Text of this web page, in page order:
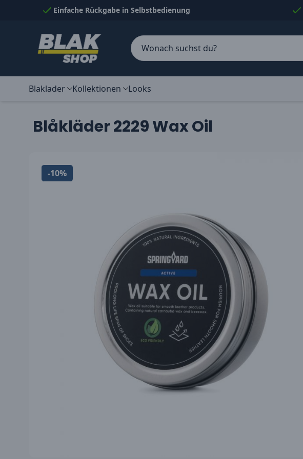
Skip to ContentEinfache Rückgabe in Selbstbedienung
Blaklader Kollektionen Looks
Blåkläder 2229 Wax Oil
-10%